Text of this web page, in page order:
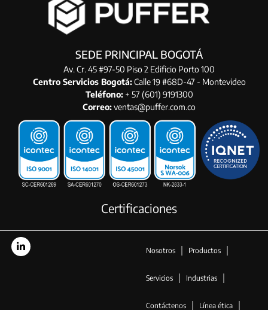
SEDE PRINCIPAL BOGOTÁ
Av. Cr. 45 #97-50 Piso 2 Edificio Porto 100
Centro Servicios Bogotá:Calle 19 #68D-47 - Montevideo
Teléfono:+ 57 (601) 9191300
Correo:ventas@puffer.com.co
Certificaciones
Nosotros Productos
Servicios Industrias
Contáctenos Línea ética